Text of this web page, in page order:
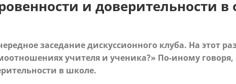
и доверительности
заседание дискуссионного клуба. На этот
учителя и ученика?» По-иному
в школе.